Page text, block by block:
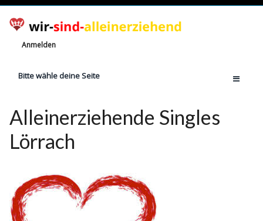
Anmelden
Bitte wähle deine Seite
Jetzt registrieren!
Ratgeber
Finanzielle Hilfe
Witze
Alleinerziehende Singles
Lörrach